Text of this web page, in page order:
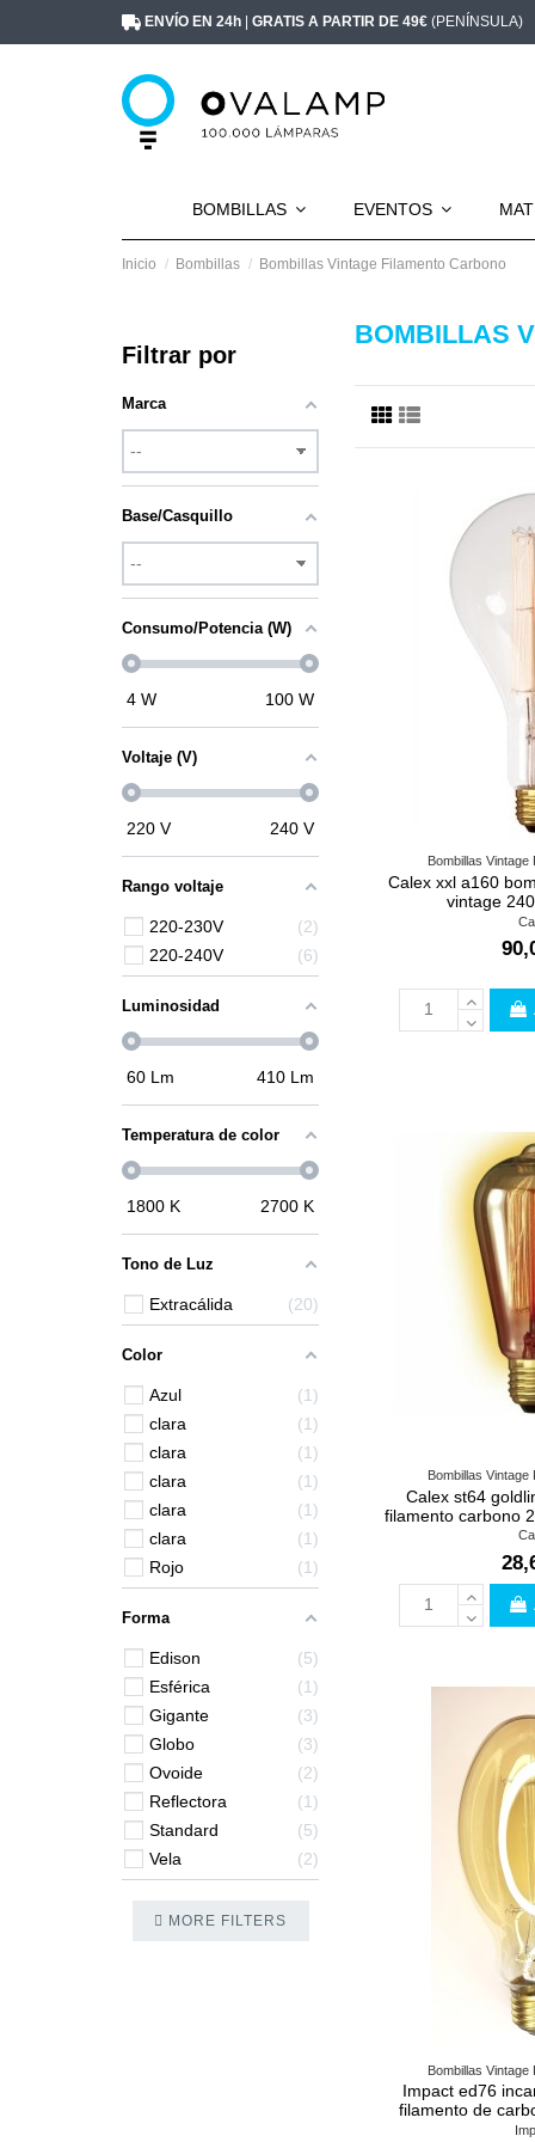
ENVÍO EN 24h GRATIS A PARTIR DE 49€ (PENÍNSULA)
BOMBILLAS EVENTOS
Inicio Bombillas Bombillas Vintage Filamento Carbono
BOMBILLAS
Bombillas Vintage
Calex xxl a160
vintage
Bombillas Vintage
Calex st64
filamento carbono
Bombillas Vintage
Impact ed76
filamento de
Filtrar por
Marca
Base/Casquillo
Consumo/Potencia (W)
4 W 100 W
Voltaje (V)
220 V 240 V
Rango voltaje
220-230V
2
220-240V
6
Luminosidad
60 Lm 410 Lm
Temperatura de color
1800 K 2700 K
Tono de Luz
Extracálida 20
Color
Azul
1
clara
1
clara
1
clara
1
clara
1
clara
1
Rojo
1
Forma
Edison
5
Esférica
1
Gigante
3
Globo
3
Ovoide
2
Reflectora
1
Standard
5
Vela
2
MORE FILTERS